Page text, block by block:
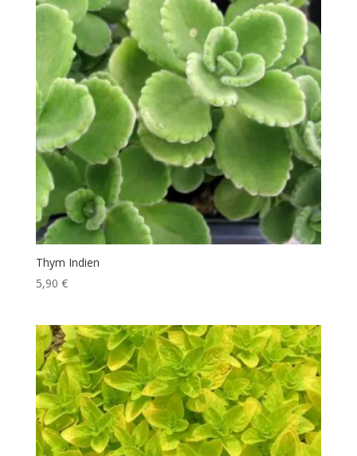
Thym Indien
5,90 €